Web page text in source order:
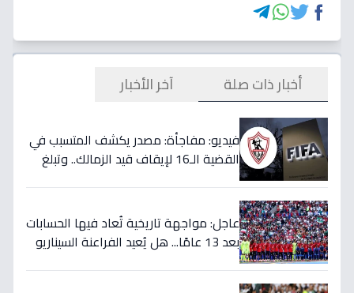
أخبار ذات صلة آخر الأخبار
فيديو: مفاجأة: مصدر يكشف المتسبب في
القضية الـ16 لإيقاف قيد الزمالك.. وتبلغ
عاجل: مواجهة تاريخية تُعاد فيها الحسابات
بعد 13 عامًا... هل يُعيد الفراعنة السيناريو